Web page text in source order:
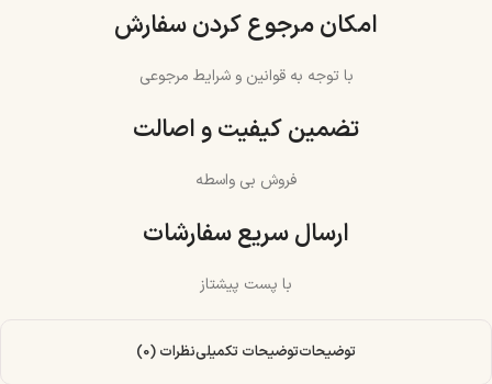
امکان مرجوع کردن سفارش
با توجه به قوانین و شرایط مرجوعی
تضمین کیفیت و اصالت
فروش بی واسطه
ارسال سریع سفارشات
با پست پیشتاز
توضیحاتتوضیحات تکمیلینظرات (0)